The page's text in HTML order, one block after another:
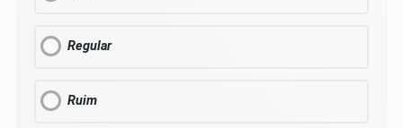
Regular
Ruim